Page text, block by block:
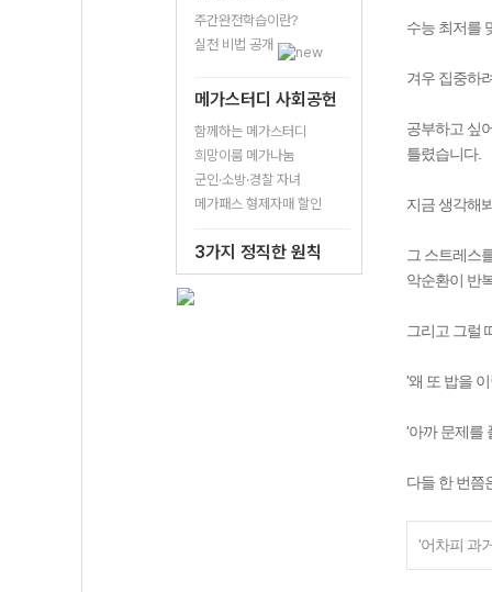
주간완전학습이란?
실천 비법 공개
메가스터디 사회공헌
함께하는 메가스터디
희망이룸 메가나눔
군인·소방·경찰 자녀
메가패스 형제자매 할인
3가지 정직한 원칙
수능 최저를
겨우 집중하
공부하고 싶
틀렸습니다.
지금 생각해
그 스트레스
악순환이 반
그리고 그럴
'왜 또 밥을
'아까 문제를
다들 한 번쯤
'어차피 과